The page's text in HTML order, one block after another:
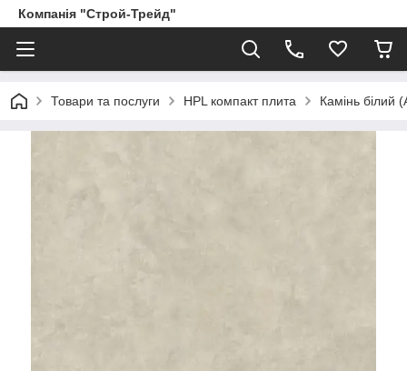
Компанія "Строй-Трейд"
Товари та послуги HPL компакт плита Камінь білий